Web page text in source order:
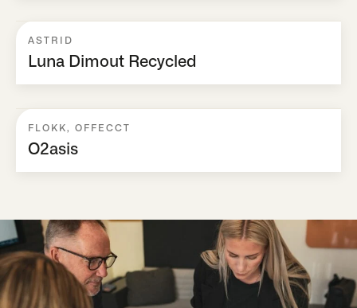
ASTRID
Luna Dimout Recycled
FLOKK, OFFECCT
O2asis